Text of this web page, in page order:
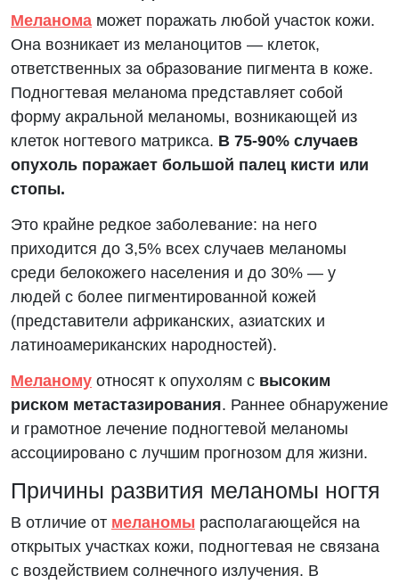
Меланома может поражать любой участок кожи.
Она возникает из меланоцитов — клеток,
ответственных за образование пигмента в коже.
Подногтевая меланома представляет собой
форму акральной меланомы, возникающей из
клеток ногтевого матрикса. В 75-90% случаев
опухоль поражает большой палец кисти или
стопы.
Это крайне редкое заболевание: на него
приходится до 3,5% всех случаев меланомы
среди белокожего населения и до 30% — у
людей с более пигментированной кожей
(представители африканских, азиатских и
латиноамериканских народностей).
Меланому относят к опухолям с высоким
риском метастазирования. Раннее обнаружение
и грамотное лечение подногтевой меланомы
ассоциировано с лучшим прогнозом для жизни.
Причины развития меланомы ногтя
В отличие от меланомы располагающейся на
открытых участках кожи, подногтевая не связана
с воздействием солнечного излучения. В